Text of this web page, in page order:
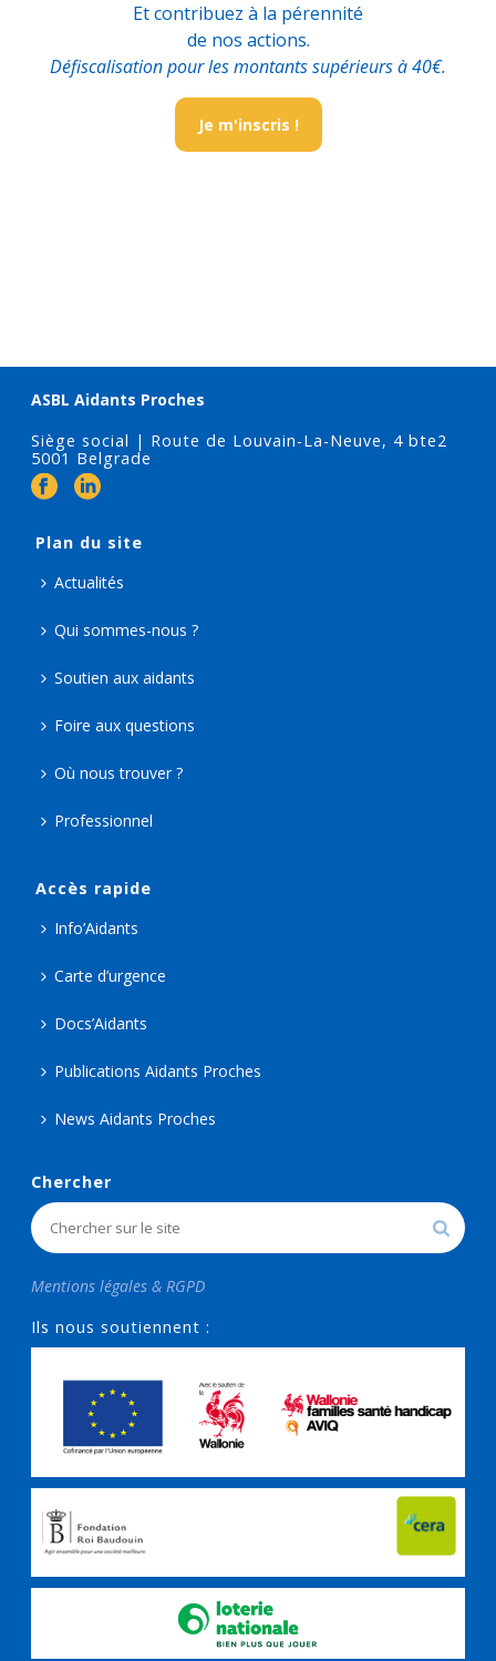
Et contribuez à la pérennité
de nos actions.
Défiscalisation pour les montants supérieurs à 40€.
Je m'inscris !
ASBL Aidants Proches
Siège social | Route de Louvain-La-Neuve, 4 bte2
5001 Belgrade
Plan du site
Actualités
Qui sommes-nous ?
Soutien aux aidants
Foire aux questions
Où nous trouver ?
Professionnel
Accès rapide
Info’Aidants
Carte d’urgence
Docs’Aidants
Publications Aidants Proches
News Aidants Proches
Chercher
Mentions légales & RGPD
Ils nous soutiennent :